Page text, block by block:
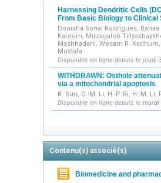
Harnessing Dendritic Cells
From Basic Biology to Clinical
Donisha Sonal Rodrigues,
Kareem, Mirzagaleb
Mashhadani, Wesam R.
Mustafa
Disponible en ligne depuis le jeudi
WITHDRAWN: Osthole
via a mitochondrial apoptosis
B. Sun, G.-M. Li, H.-P. Ri, H.-M. Li,
Disponible en ligne depuis le mardi
Contenu(s) associé(s)
Biomedicine and